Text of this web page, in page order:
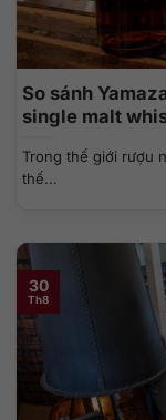
So sánh
single malt
Trong thế giới rượu
thế...
30
Th8